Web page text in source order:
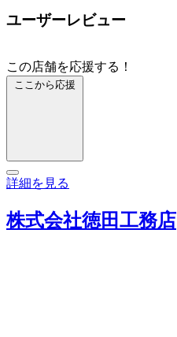
ユーザーレビュー
この店舗を応援する！
ここから応援
詳細を見る
株式会社徳田工務店